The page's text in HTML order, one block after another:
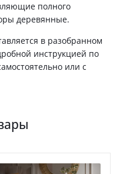
полного
деревянные.
в разобранном
инструкцией по
или с